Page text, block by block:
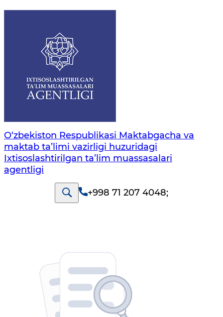
O‘zbekiston Respublikasi Maktabgacha va
maktab ta’limi vazirligi huzuridagi
Ixtisoslashtirilgan ta’lim muassasalari
agentligi
+998 71 207 4048;